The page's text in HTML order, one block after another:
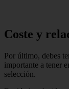
Coste y
Por último, debes
importante a tener
selección.